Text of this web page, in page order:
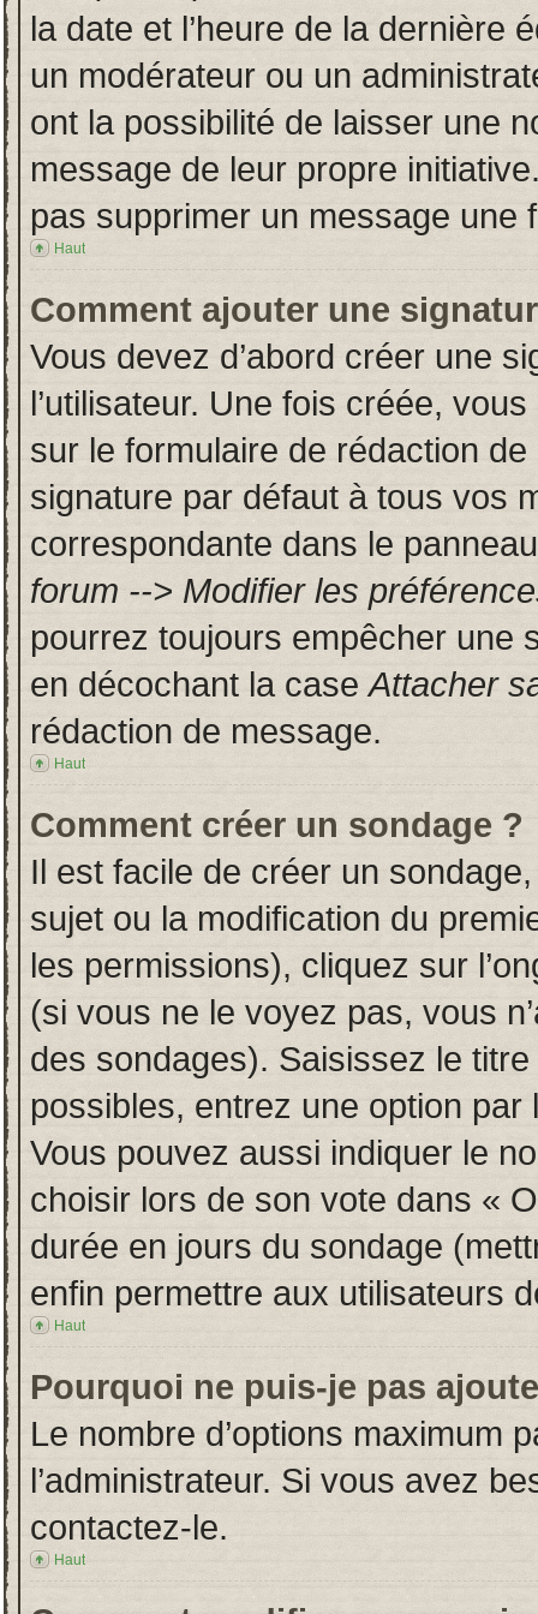
la date et l’heure de la dernière
un modérateur ou un
ont la possibilité de laisser une
message de leur propre
pas supprimer un message une
Haut
Comment ajouter une
Vous devez d’abord créer une
l’utilisateur. Une fois créée,
sur le formulaire de rédaction
signature par défaut à tous vos
correspondante dans le
forum --> Modifier les
pourrez toujours empêcher une
en décochant la caseAttacher
rédaction de message.
Haut
Comment créer un sondage ?
Il est facile de créer un
sujet ou la modification du
les permissions), cliquez sur
(si vous ne le voyez pas, vous
des sondages). Saisissez le
possibles, entrez une option
Vous pouvez aussi indiquer le
choisir lors de son vote dans «
durée en jours du sondage
enfin permettre aux utilisateurs
Haut
Pourquoi ne puis-je pas
Le nombre d’options maximum
l’administrateur. Si vous avez
contactez-le.
Haut